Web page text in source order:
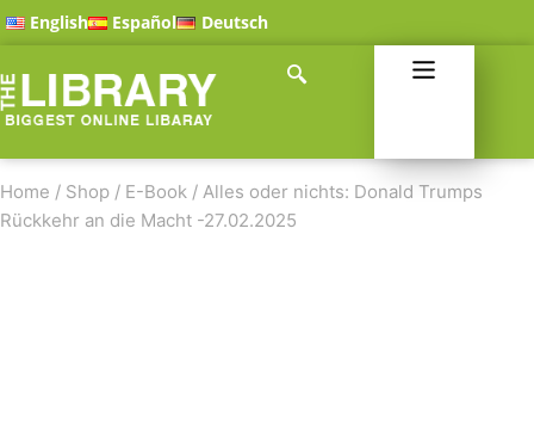
English Español Deutsch
Home / Shop / E-Book / Alles oder nichts: Donald Trumps
Rückkehr an die Macht -27.02.2025